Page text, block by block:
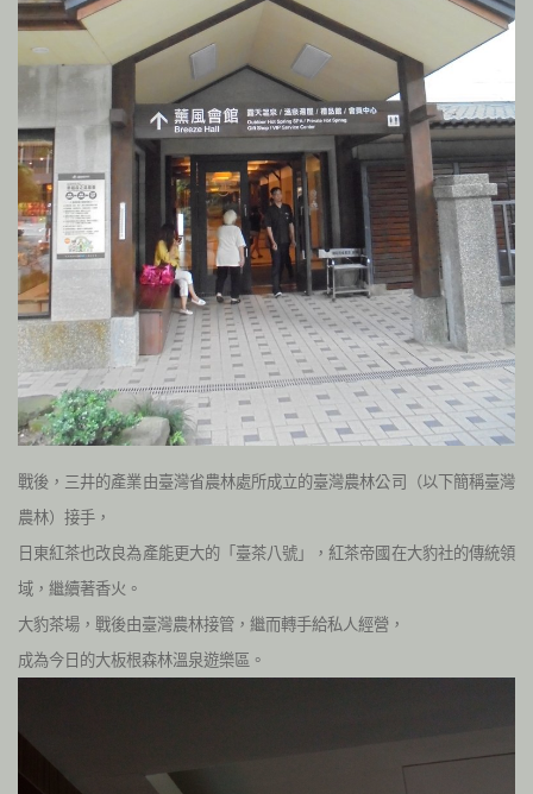
戰後，三井的產業由臺灣省農林處所成立的臺灣農林公司（以下簡稱臺灣
農林）接手，
日東紅茶也改良為產能更大的「臺茶八號」，紅茶帝國在大豹社的傳統領
域，繼續著香火。
大豹茶場，戰後由臺灣農林接管，繼而轉手給私人經營，
成為今日的大板根森林溫泉遊樂區。